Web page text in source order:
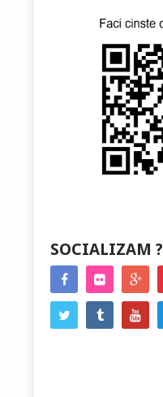
SOCIALIZAM ?